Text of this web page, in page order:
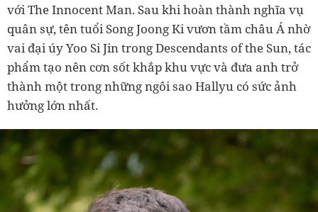
với The Innocent Man. Sau khi hoàn thành nghĩa vụ
quân sự, tên tuổi Song Joong Ki vươn tầm châu Á nhờ
vai đại úy Yoo Si Jin trong Descendants of the Sun, tác
phẩm tạo nên cơn sốt khắp khu vực và đưa anh trở
thành một trong những ngôi sao Hallyu có sức ảnh
hưởng lớn nhất.